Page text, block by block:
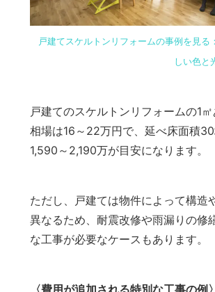
戸建てスケルトンリフォームの事例を見る
しい色と
戸建てのスケルトンリフォームの1
相場は16～22万円で、延べ床面積
1,590～2,190万が目安になります。
ただし、戸建ては物件によって構造
異なるため、耐震改修や雨漏りの修
な工事が必要なケースもあります。